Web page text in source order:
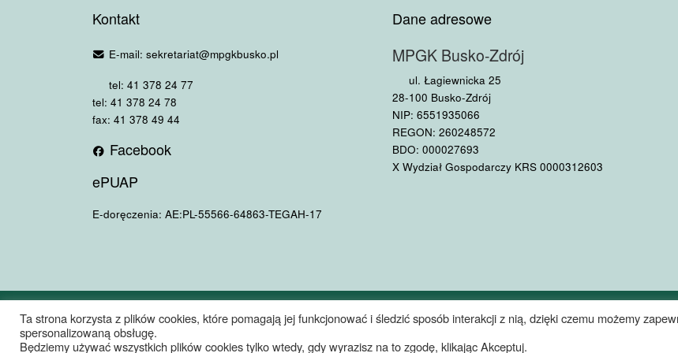
Kontakt
E-mail: sekretariat@mpgkbusko.pl
tel: 41 378 24 77
tel: 41 378 24 78
fax: 41 378 49 44
Facebook
ePUAP
E-doręczenia: AE:PL-55566-64863-TEGAH-17
Dane adresowe
MPGK Busko-Zdrój
ul. Łagiewnicka 25
28-100 Busko-Zdrój
NIP: 6551935066
REGON: 260248572
BDO: 000027693
X Wydział Gospodarczy KRS 0000312603
© 2026Miejskie Przedsiębiorstwo Gospodarki Komunalnej Sp. z o.o.– Wszelkie prawa zastrzeżone
Oparte naWP– Zaprojektowano z
Ta strona korzysta z plików cookies, które pomagają jej funkcjonować i śledzić sposób interakcji z nią, dzięki czemu możemy
spersonalizowaną obsługę.
Będziemy używać wszystkich plików cookies tylko wtedy, gdy wyrazisz na to zgodę, klikając Akceptuj.